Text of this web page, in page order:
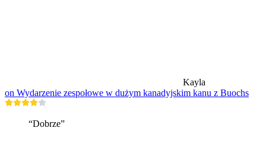
Kayla
on Wydarzenie zespołowe w dużym kanadyjskim kanu z Buochs
“Dobrze”